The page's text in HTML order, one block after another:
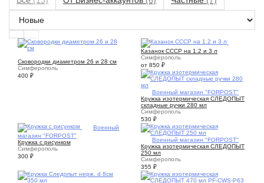
Сковородки диаметром 26 и 28 см
Симферополь
400 ₽
Казанок СССР на 1.2 и 3 л
Симферополь
от 850 ₽
Военный магазин "FORPOST"
Кружка изотермическая СЛЕДОПЫТ
складные ручки 280 мл
Симферополь
530 ₽
Военный
магазин "FORPOST"
Кружка с рисунком
Симферополь
300 ₽
Военный магазин "FORPOST"
Кружка изотермическая СЛЕДОПЫТ
250 мл
Симферополь
355 ₽